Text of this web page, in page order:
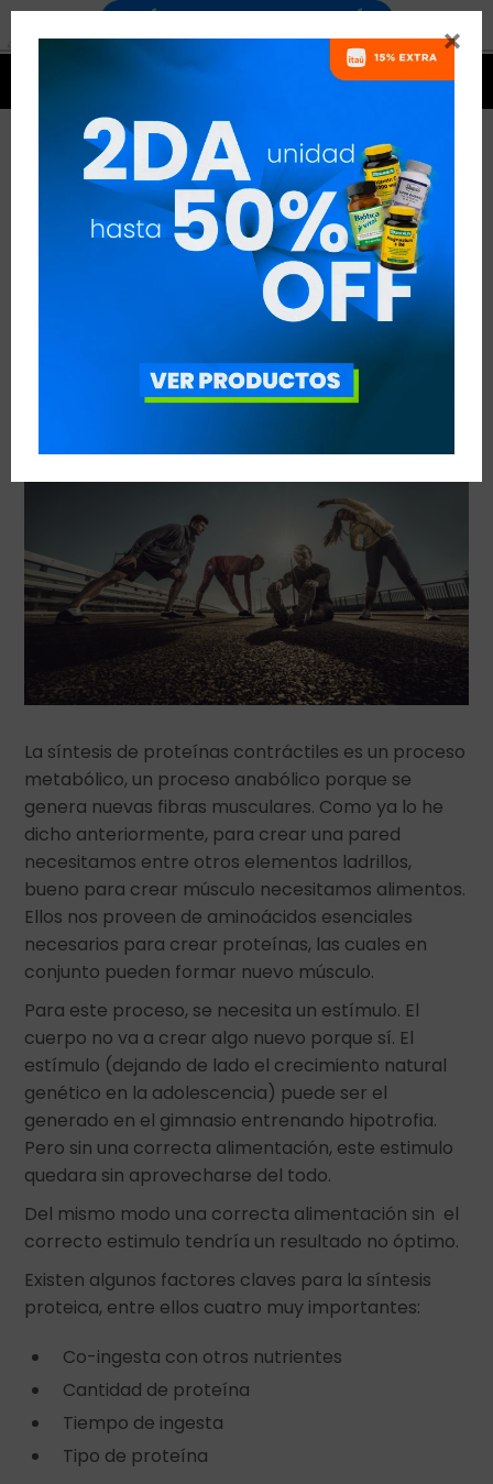

FACTORES CLAVES EN LA SÍNTESIS
PROTEICA
VER TODAS LAS ENTRADAS
Suplementación
La síntesis de proteínas contráctiles es un proceso
metabólico, un proceso anabólico porque se
genera nuevas fibras musculares. Como ya lo he
dicho anteriormente, para crear una pared
necesitamos entre otros elementos ladrillos,
bueno para crear músculo necesitamos alimentos.
Ellos nos proveen de aminoácidos esenciales
necesarios para crear proteínas, las cuales en
conjunto pueden formar nuevo músculo.
Para este proceso, se necesita un estímulo. El
cuerpo no va a crear algo nuevo porque sí. El
estímulo (dejando de lado el crecimiento natural
genético en la adolescencia) puede ser el
generado en el gimnasio entrenando hipotrofia.
Pero sin una correcta alimentación, este estimulo
quedara sin aprovecharse del todo.
Del mismo modo una correcta alimentación sin el
correcto estimulo tendría un resultado no óptimo.
Existen algunos factores claves para la síntesis
proteica, entre ellos cuatro muy importantes:
Co-ingesta con otros nutrientes
Cantidad de proteína
Tiempo de ingesta
Tipo de proteína